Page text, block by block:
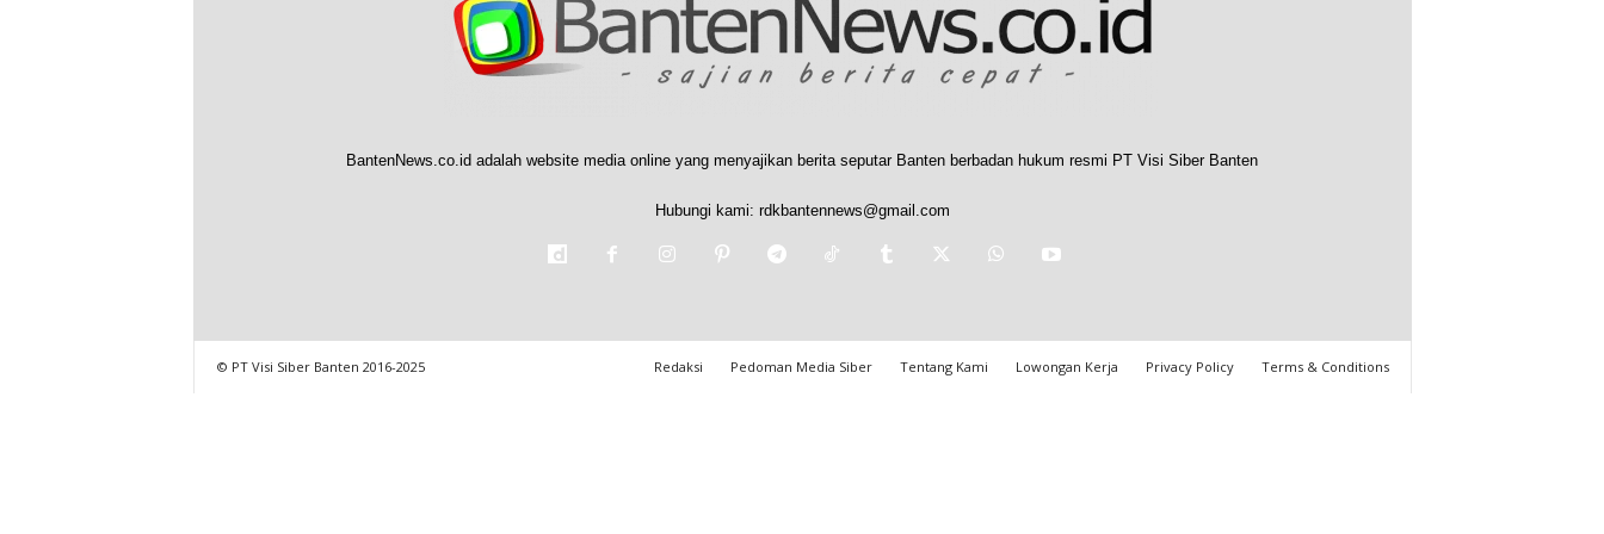
BantenNews.co.id adalah website media online yang menyajikan berita seputar Banten berbadan hukum resmi PT Visi Siber Banten
Hubungi kami: rdkbantennews@gmail.com
Redaksi Pedoman Media Siber Tentang Kami Lowongan Kerja Privacy Policy Terms & Conditions
© PT Visi Siber Banten 2016-2025